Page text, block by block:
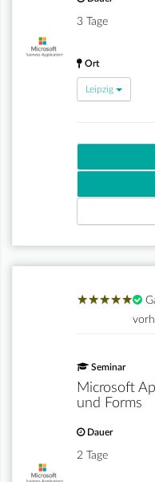
3 Tage
Ort
Leipzig
★★★★★
★★★★★
Seminar
Microsoft
und Forms
Dauer
2 Tage